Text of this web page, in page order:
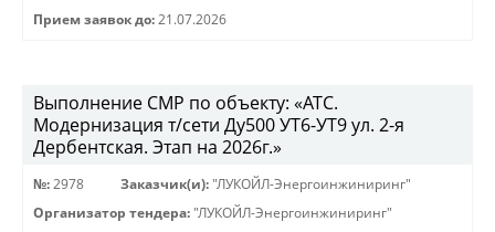
Прием заявок до: 21.07.2026
Выполнение СМР по объекту: «АТС.
Модернизация т/сети Ду500 УТ6-УТ9 ул. 2-я
Дербентская. Этап на 2026г.»
№: 2978 Заказчик(и): "ЛУКОЙЛ-Энергоинжиниринг"
Организатор тендера: "ЛУКОЙЛ-Энергоинжиниринг"